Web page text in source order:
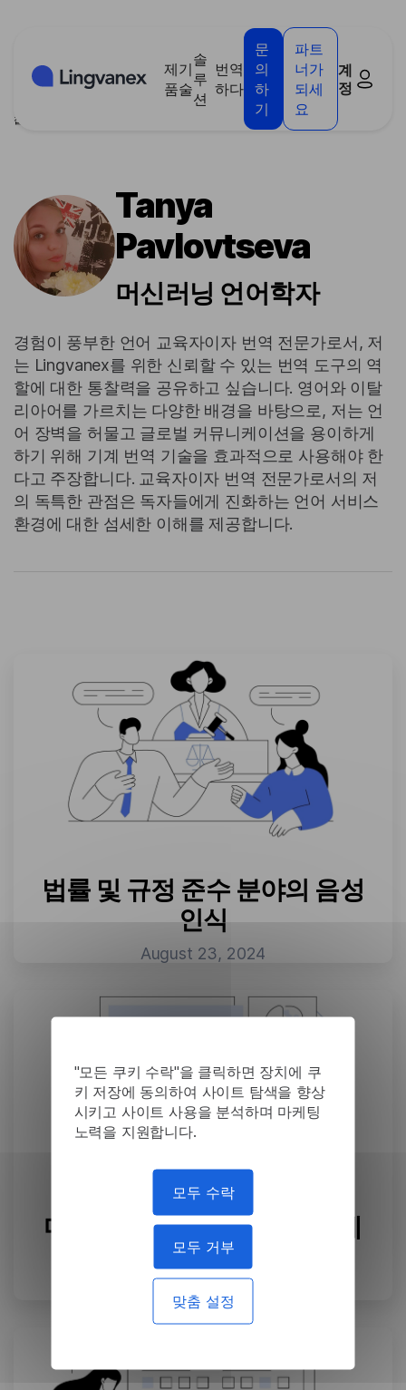
"모든 쿠키 수락"을 클릭하면 장치에 쿠
키 저장에 동의하여 사이트 탐색을 향상
시키고 사이트 사용을 분석하며 마케팅
노력을 지원합니다.
모두 수락
모두 거부
맞춤 설정
제
품
기
술
솔
루
션
번역
하다
문
의
하
기
파트
너가
되세
요
계
정
집
Tanya
Pavlovtseva
머신러닝 언어학자
경험이 풍부한 언어 교육자이자 번역 전문가로서, 저
는 Lingvanex를 위한 신뢰할 수 있는 번역 도구의 역
할에 대한 통찰력을 공유하고 싶습니다. 영어와 이탈
리아어를 가르치는 다양한 배경을 바탕으로, 저는 언
어 장벽을 허물고 글로벌 커뮤니케이션을 용이하게
하기 위해 기계 번역 기술을 효과적으로 사용해야 한
다고 주장합니다. 교육자이자 번역 전문가로서의 저
의 독특한 관점은 독자들에게 진화하는 언어 서비스
환경에 대한 섬세한 이해를 제공합니다.
법률 및 규정 준수 분야의 음성
인식
August 23, 2024
마케팅 및 소셜 미디어의 기계
번역
August 22, 2024